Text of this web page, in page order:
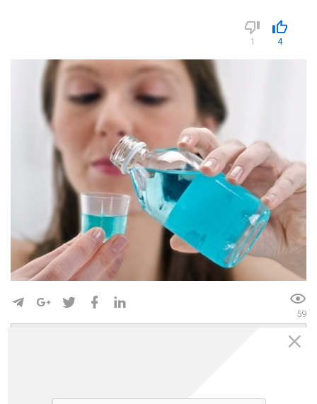
4
1
59
پوسیدگی یکی از شایع ترین مشکلات دهان و دندان در جهان است. این
مشکل به ویژه در کودکان و نوجوانان و بزرگسالان مسن تر، شایع است؛
اگر حفره‌ ها درمان نشوند، بزرگ‌ تر می ‌شوند و لایه ‌های عمیق ‌تری را